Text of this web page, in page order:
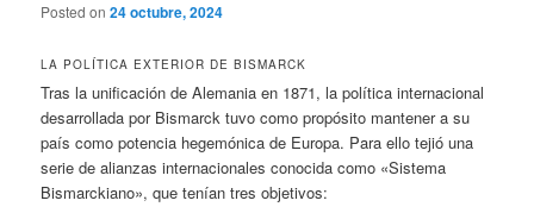
Posted on24 octubre, 2024
LA POLÍTICA EXTERIOR DE BISMARCK
Tras la unificación de Alemania en 1871, la política internacional
desarrollada por Bismarck tuvo como propósito mantener a su
país como potencia hegemónica de Europa. Para ello tejió una
serie de alianzas internacionales conocida como «Sistema
Bismarckiano», que tenían tres objetivos: